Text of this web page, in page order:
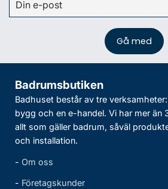
Badrumsbutiken
Badhuset består av tre
bygg och en e-handel. Vi har mer än
allt som gäller badrum, såväl
och installation.
- Om oss
- Företagskunder